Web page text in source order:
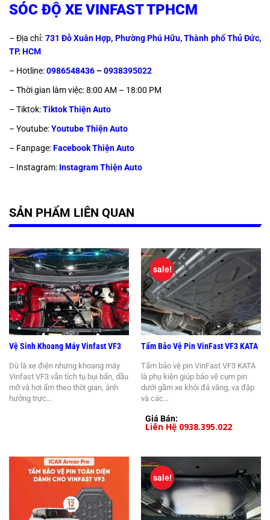
SÓC ĐỘ XE VINFAST TPHCM
– Địa chỉ: 731 Đỗ Xuân Hợp, Phường Phú Hữu, Thành phố Thủ Đức,
TP. HCM
– Hotline:0986548436 –0938395022
– Thời gian làm việc: 8:00 AM – 18:00 PM
– Tiktok:Tiktok Thiện Auto
– Youtube:Youtube Thiện Auto
– Fanpage:Facebook Thiện Auto
– Instagram: Instagram Thiện Auto
SẢN PHẨM LIÊN QUAN
Vệ Sinh Khoang Máy Vinfast VF3
Dù là xe điện nhưng khoang máy
Vinfast VF3 vẫn tích tụ bụi bẩn, dầu
mỡ và hơi ẩm theo thời gian, ảnh
hưởng trực…
Tấm Bảo Vệ Pin VinFast VF3 KATA
Tấm bảo vệ pin VinFast VF3 KATA
là phụ kiện giúp bảo vệ cụm pin
dưới gầm xe khỏi đá văng, va đập
và các…
Giá Bán:
Liên Hệ 0938.395.022
sale!
sale!